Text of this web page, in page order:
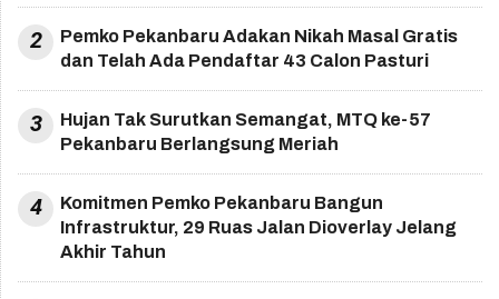
2
Pemko Pekanbaru Adakan Nikah Masal Gratis
dan Telah Ada Pendaftar 43 Calon Pasturi
3
Hujan Tak Surutkan Semangat, MTQ ke-57
Pekanbaru Berlangsung Meriah
4
Komitmen Pemko Pekanbaru Bangun
Infrastruktur, 29 Ruas Jalan Dioverlay Jelang
Akhir Tahun